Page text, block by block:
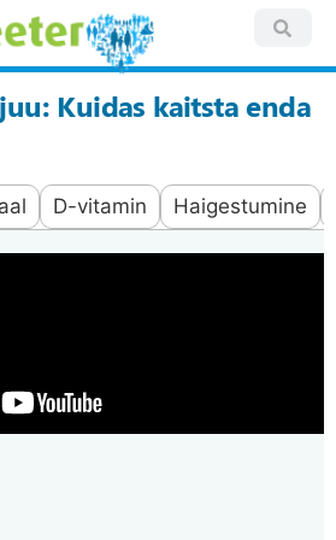
Kuidas kaitsta enda
D-vitamin Haigestumine